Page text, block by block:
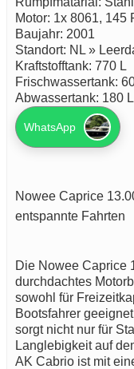
Motor: 1x 8061, 145
Baujahr: 2001
Standort: NL »
Kraftstofftank: 770 L
Frischwassertank:
Abwassertank: 180 L
WhatsApp
Nowee Caprice
entspannte Fahrten
Die Nowee Caprice
durchdachtes
sowohl für
Bootsfahrer
sorgt nicht nur für
Langlebigkeit auf
AK Cabrio ist mit